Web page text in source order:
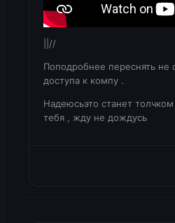
||//
Поподробнее переснять не
доступа к компу .
Надеюсьэто станет
тебя , жду не дождусь